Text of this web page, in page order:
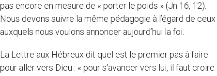
pas encore en mesure de « porter le poids » (Jn 16, 12).
Nous devons suivre la même pédagogie à l’égard de ceux
auxquels nous voulons annoncer aujourd’hui la foi.
La Lettre aux Hébreux dit quel est le premier pas à faire
pour aller vers Dieu : « pour s'avancer vers lui, il faut croire